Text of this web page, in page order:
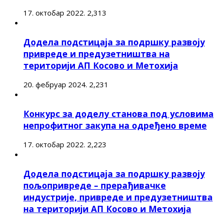
17. октобар 2022. 2,313
Додела подстицаја за подршку развоју
привреде и предузетништва на
територији АП Косово и Метохија
20. фебруар 2024. 2,231
Конкурс за доделу станова под условима
непрофитног закупа на одређено време
17. октобар 2022. 2,223
Додела подстицаја за подршку развоју
пољопривреде – прерађивачке
индустрије, привреде и предузетништва
на територији АП Косово и Метохија